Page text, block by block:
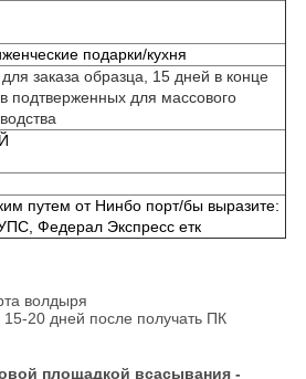
подарки/кухня
заказа образца, 15 дней в конце
подтверженных для массового
путем от Нинбо порт/бы выразите:
Федерал Экспресс етк
волдыря
15-20 дней после получать ПК
площадкой всасывания -